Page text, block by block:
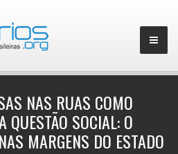
NAS RUAS COMO
QUESTÃO SOCIAL: O
MARGENS DO ESTADO